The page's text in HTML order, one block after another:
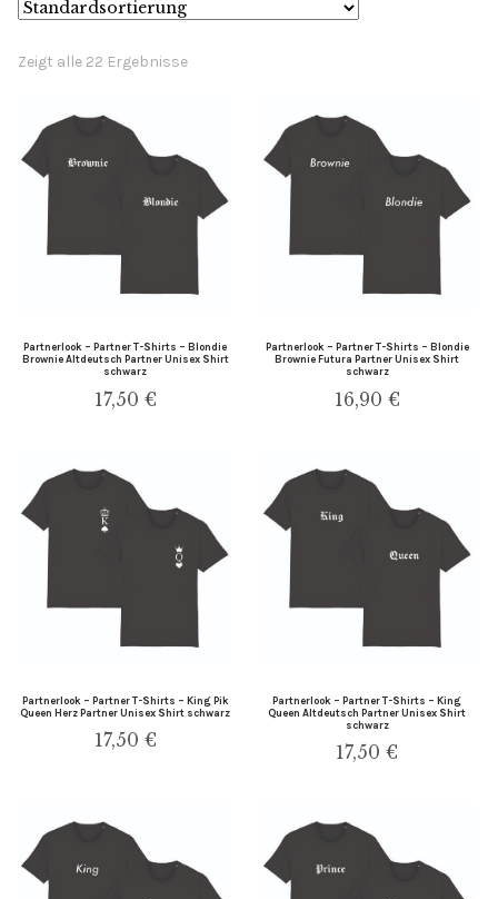
Herren
Personalisiert
T-Shirt Sets
Zeigt alle 22 Ergebnisse
Partnerlook – Partner T-Shirts – Blondie
Brownie Altdeutsch Partner Unisex Shirt
schwarz
17,50 €
Partnerlook – Partner T-Shirts – Blondie
Brownie Futura Partner Unisex Shirt
schwarz
16,90 €
Partnerlook – Partner T-Shirts – King Pik
Queen Herz Partner Unisex Shirt schwarz
17,50 €
Partnerlook – Partner T-Shirts – King
Queen Altdeutsch Partner Unisex Shirt
schwarz
17,50€